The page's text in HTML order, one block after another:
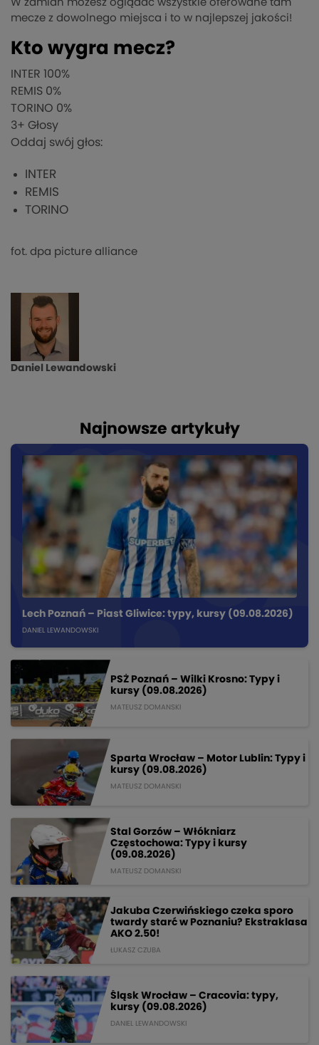
W zamian możesz oglądać wszystkie oferowane tam
mecze z dowolnego miejsca i to w najlepszej jakości!
Kto wygra mecz?
INTER 100%
REMIS 0%
TORINO 0%
3+ Głosy
Oddaj swój głos:
INTER
REMIS
TORINO
fot. dpa picture alliance
Daniel Lewandowski
Najnowsze artykuły
Lech Poznań – Piast Gliwice: typy, kursy (09.08.2026)
DANIEL LEWANDOWSKI
PSŻ Poznań – Wilki Krosno: Typy i
kursy (09.08.2026)
MATEUSZ DOMANSKI
Sparta Wrocław – Motor Lublin: Typy i
kursy (09.08.2026)
MATEUSZ DOMANSKI
Stal Gorzów – Włókniarz
Częstochowa: Typy i kursy
(09.08.2026)
MATEUSZ DOMANSKI
Jakuba Czerwińskiego czeka sporo
twardy starć w Poznaniu? Ekstraklasa
AKO 2.50!
ŁUKASZ CZUBA
Śląsk Wrocław – Cracovia: typy,
kursy (09.08.2026)
DANIEL LEWANDOWSKI